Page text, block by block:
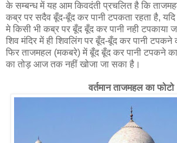
के सम्बन्ध में यह आम किवदंती प्रचलित है कि
कब्र पर सदैव बूँद-बूँद कर पानी टपकता रहता है, यदि
मे किसी भी कब्र पर बूँद बूँद कर पानी नही टपकाया
शिव मंदिर में ही शिवलिंग पर बूँद-बूँद कर पानी टपकने
फिर ताजमहल (मकबरे) में बूँद बूँद कर पानी टपकने
का तोड़ आज तक नहीं खोजा जा सका है।
वर्तमान ताजमहल का फोटो